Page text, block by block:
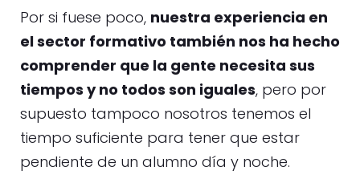
Por si fuese poco, nuestra experiencia en
el sector formativo también nos ha hecho
comprender que la gente necesita sus
tiempos y no todos son iguales, pero por
supuesto tampoco nosotros tenemos el
tiempo suficiente para tener que estar
pendiente de un alumno día y noche.